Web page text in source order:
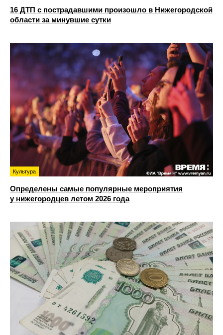
16 ДТП с пострадавшими произошло в Нижегородской
области за минувшие сутки
Культура
Определены самые популярные мероприятия
у нижегородцев летом 2026 года